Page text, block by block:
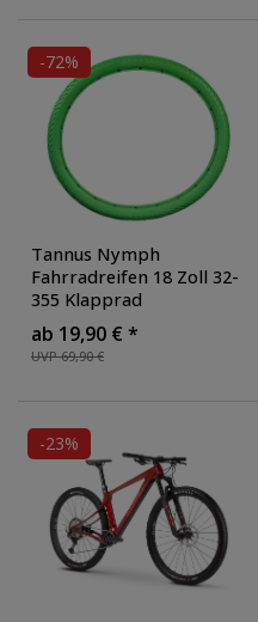
-72%
Tannus Nymph
Fahrradreifen 18 Zoll 32-
355 Klapprad
Vollgummireifen
Kinderrad Fahrraddecke
Fahrradmantel
melon
UVP 69,90 €
ab 19,90 € *
-23%